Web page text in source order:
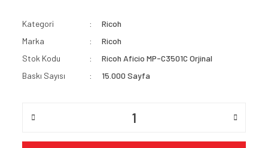
Kategori
Ricoh
Marka
Ricoh
Stok Kodu
Ricoh Aficio MP-C3501C Orjinal
Baskı Sayısı
15.000 Sayfa